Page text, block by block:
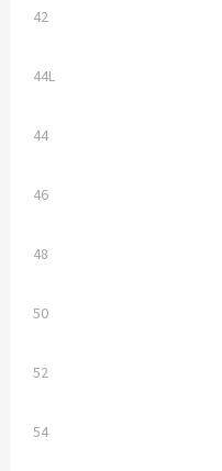
42
44L
44
46
48
50
52
54